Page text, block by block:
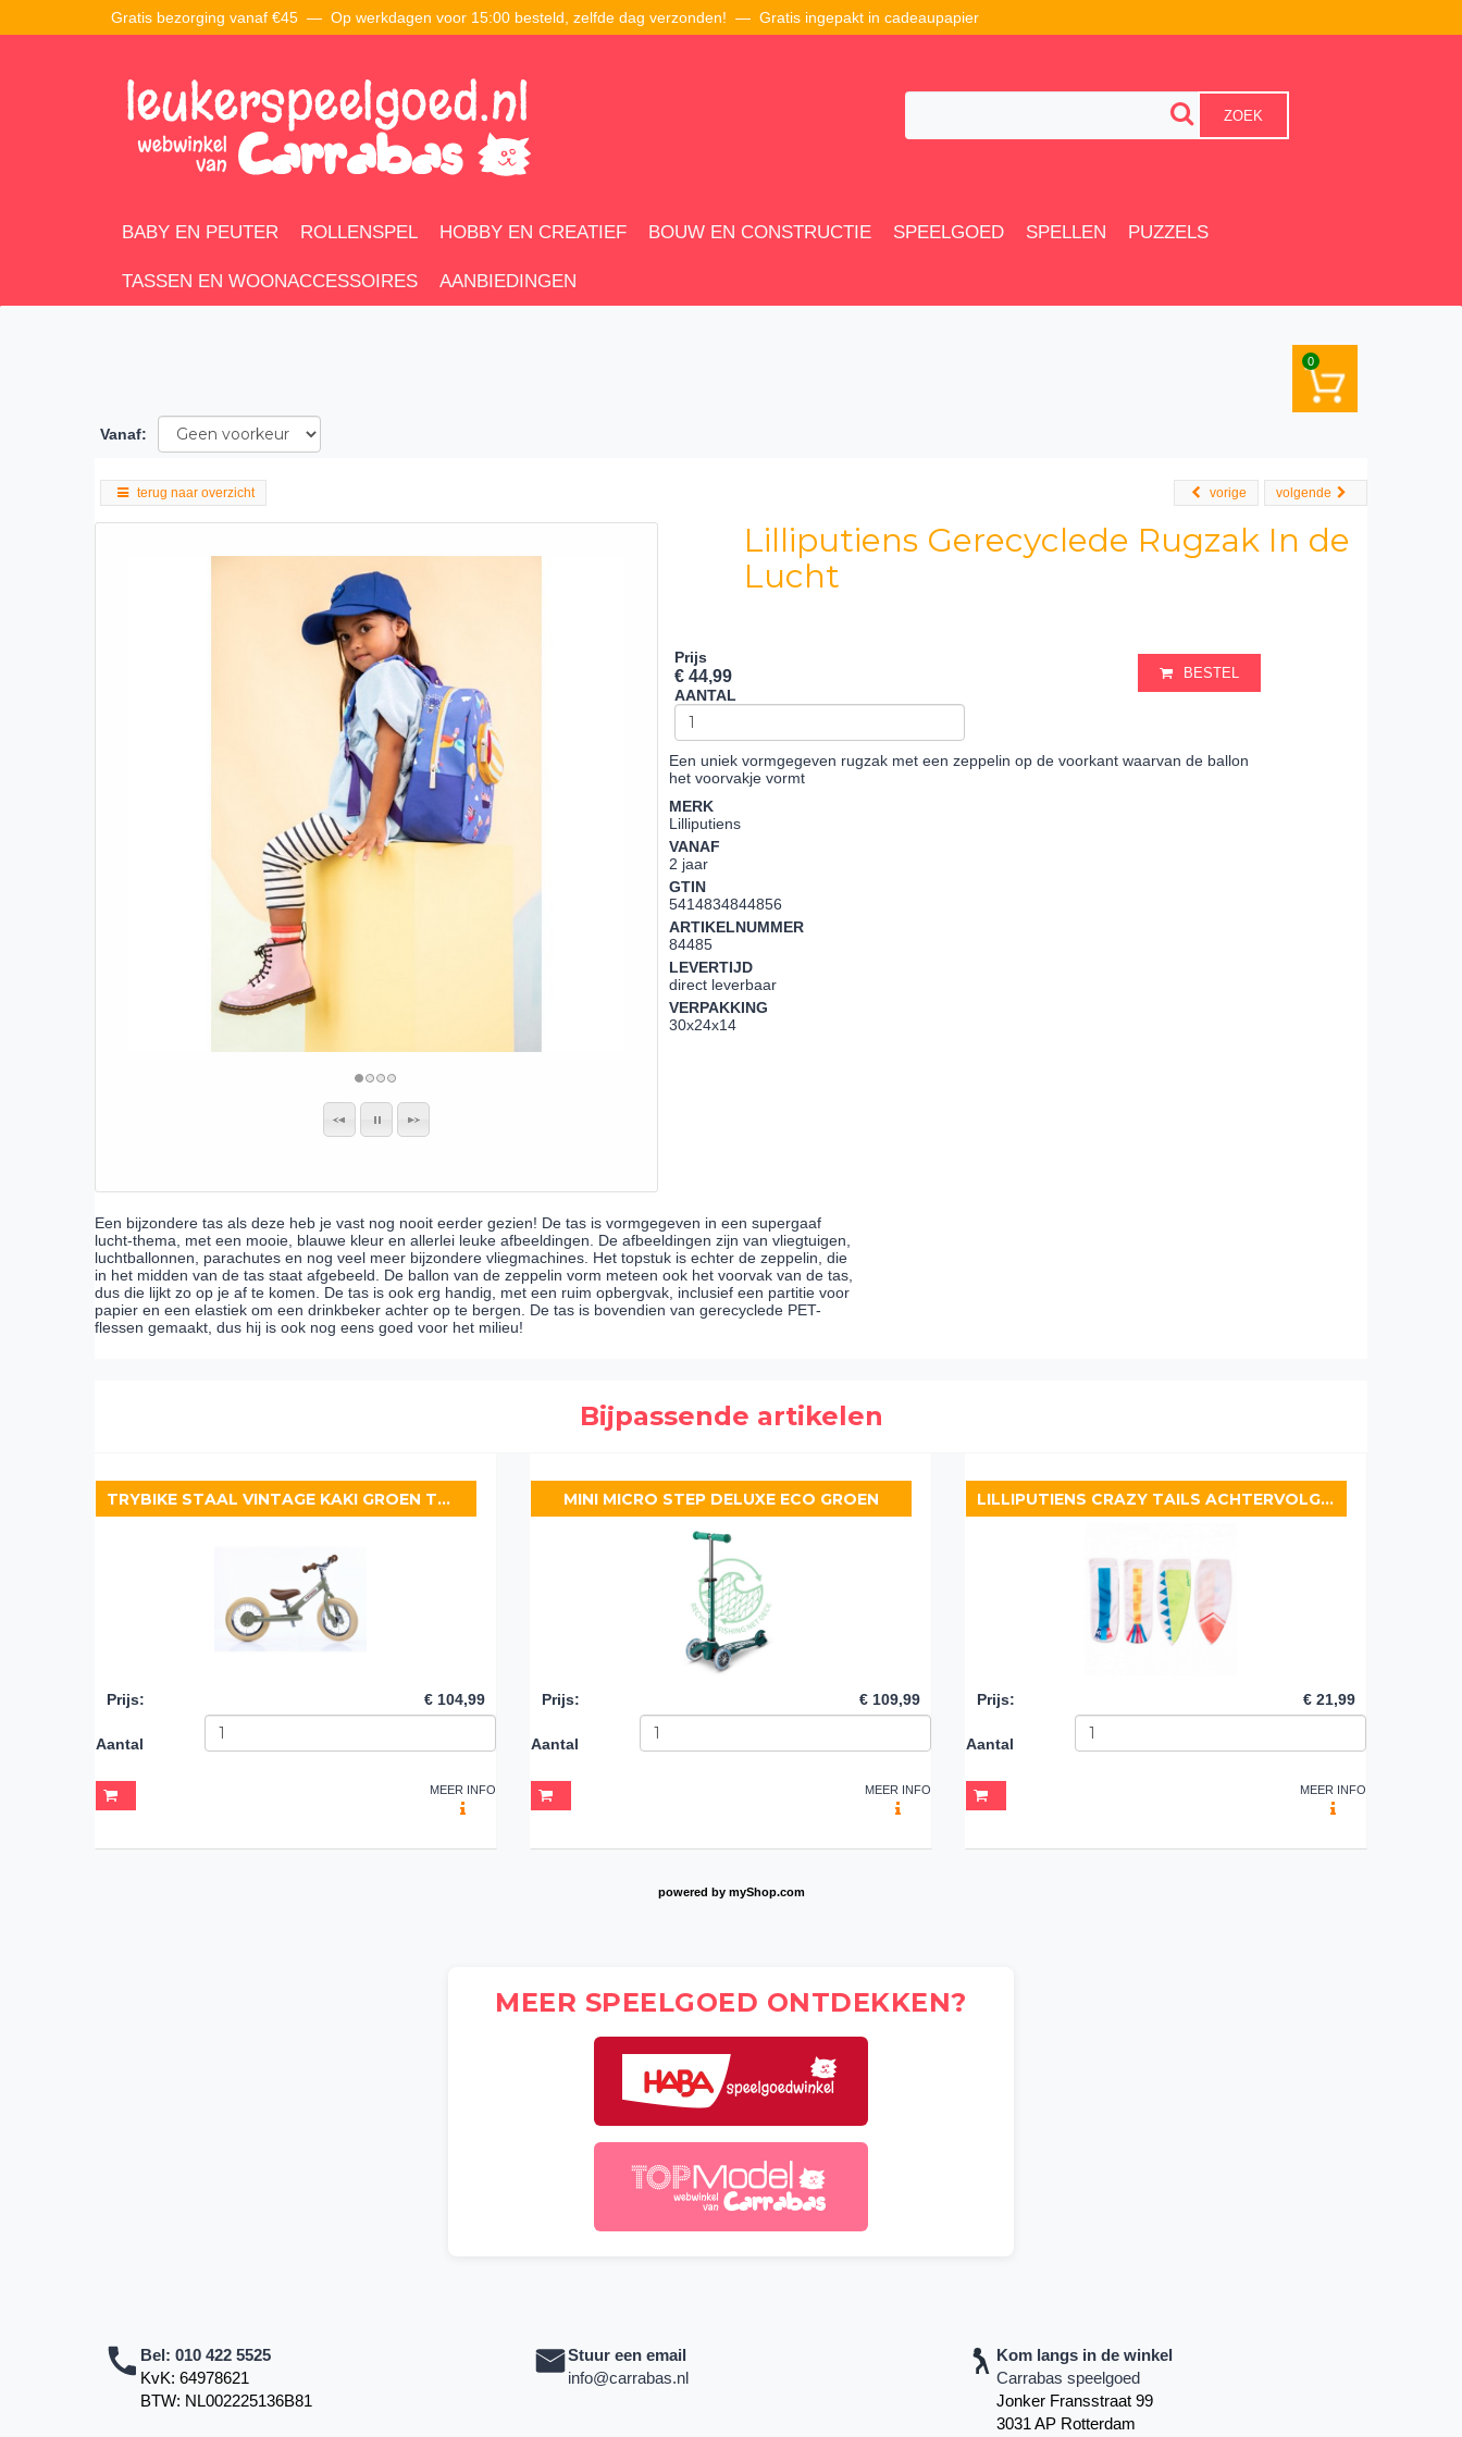
Gratis bezorging vanaf €45 — Op werkdagen voor 15:00 besteld, zelfde dag verzonden! — Gratis ingepakt in cadeaupapier
ZOEK
BABY EN PEUTER ROLLENSPEL HOBBY EN CREATIEF BOUW EN CONSTRUCTIE SPEELGOED SPELLEN PUZZELS
TASSEN EN WOONACCESSOIRES AANBIEDINGEN
0
Vanaf:
terug naar overzicht volgende
vorige
Lilliputiens Gerecyclede Rugzak In de
Lucht
Prijs
€ 44,99
AANTAL
BESTEL
Een uniek vormgegeven rugzak met een zeppelin op de voorkant waarvan de ballon
het voorvakje vormt
MERK
Lilliputiens
VANAF
2 jaar
GTIN
5414834844856
ARTIKELNUMMER
84485
LEVERTIJD
direct leverbaar
VERPAKKING
30x24x14
Een bijzondere tas als deze heb je vast nog nooit eerder gezien! De tas is vormgegeven in een supergaaf
lucht-thema, met een mooie, blauwe kleur en allerlei leuke afbeeldingen. De afbeeldingen zijn van vliegtuigen,
luchtballonnen, parachutes en nog veel meer bijzondere vliegmachines. Het topstuk is echter de zeppelin, die
in het midden van de tas staat afgebeeld. De ballon van de zeppelin vorm meteen ook het voorvak van de tas,
dus die lijkt zo op je af te komen. De tas is ook erg handig, met een ruim opbergvak, inclusief een partitie voor
papier en een elastiek om een drinkbeker achter op te bergen. De tas is bovendien van gerecyclede PET-
flessen gemaakt, dus hij is ook nog eens goed voor het milieu!
Bijpassende artikelen
TRYBIKE STAAL VINTAGE KAKI GROEN TWEEWIELER
Prijs: € 104,99
Aantal
MEER INFO
MINI MICRO STEP DELUXE ECO GROEN
Prijs: € 109,99
Aantal
MEER INFO
LILLIPUTIENS CRAZY TAILS ACHTERVOLGINGSSPEL
Prijs: € 21,99
Aantal
MEER INFO
powered by myShop.com
MEER SPEELGOED ONTDEKKEN?
Bel: 010 422 5525
KvK: 64978621
BTW: NL002225136B81
Stuur een email
info@carrabas.nl
Kom langs in de winkel
Carrabas speelgoed
Jonker Fransstraat 99
3031 AP Rotterdam